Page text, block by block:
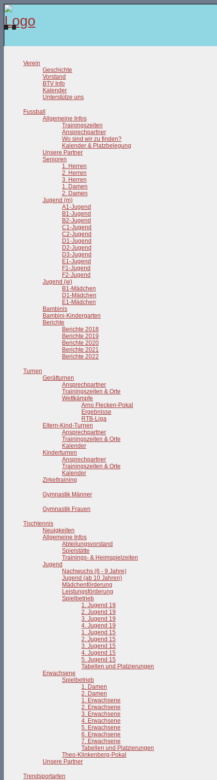
Verein
Geschichte
Vorstand
BTV Info
Kalender
Unterstütze uns
Fussball
Allgemeine Infos
Trainingszeiten
Ansprechpartner
Wo sind wir zu finden?
Kalender & Platzbelegung
Unsere Partner
Senioren
1. Herren
2. Herren
3. Herren
1. Damen
2. Damen
Jugend (m)
A1-Jugend
B1-Jugend
B2-Jugend
C1-Jugend
C2-Jugend
D1-Jugend
D2-Jugend
D3-Jugend
E1-Jugend
F1-Jugend
F2-Jugend
Jugend (w)
B1-Mädchen
D1-Mädchen
E1-Mädchen
Bambinis
Bambini-Kindergarten
Berichte
Berichte 2018
Berichte 2019
Berichte 2020
Berichte 2021
Berichte 2022
Turnen
Gerätturnen
Ansprechpartner
Trainingszeiten & Orte
Wettkämpfe
Arno Flecken-Pokal
Ergebnisse
RTB-Liga
Eltern-Kind-Turnen
Ansprechpartner
Trainingszeiten & Orte
Kalender
Kinderturnen
Ansprechpartner
Trainingszeiten & Orte
Kalender
Zirkeltraining
Gymnastik Männer
Gymnastik Frauen
Tischtennis
Neuigkeiten
Allgemeine Infos
Abteilungsvorstand
Spielstätte
Trainings- & Heimspielzeiten
Jugend
Nachwuchs (6 - 9 Jahre)
Jugend (ab 10 Jahren)
Mädchenförderung
Leistungsförderung
Spielbetrieb
1. Jugend 19
2. Jugend 19
3. Jugend 19
4. Jugend 19
1. Jugend 15
2. Jugend 15
3. Jugend 15
4. Jugend 15
5. Jugend 15
Tabellen und Platzierungen
Erwachsene
Spielbetrieb
1. Damen
2. Damen
1. Erwachsene
2. Erwachsene
3. Erwachsene
4. Erwachsene
5. Erwachsene
6. Erwachsene
7. Erwachsene
Tabellen und Platzierungen
Theo-Klinkenberg-Pokal
Unsere Partner
Trendsportarten